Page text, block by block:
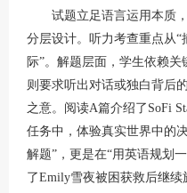
试题立足语言运用本质，
分层设计。听力考查重点从“
际”。解题层面，学生依赖关
则要求听出对话或独白背后
之意。阅读A篇介绍了SoFi
任务中，体验真实世界中的
解题”，更是在“用英语规划
了Emily雪夜被困获救后继